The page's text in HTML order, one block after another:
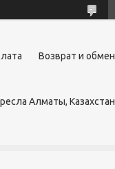
Возврат и обмен
Алматы, Казахстан